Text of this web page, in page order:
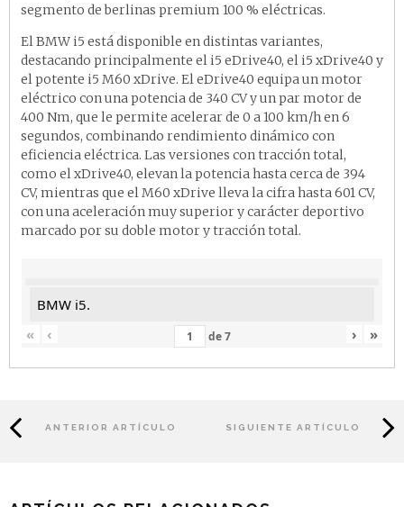
segmento de berlinas premium 100 % eléctricas.
El BMW i5 está disponible en distintas variantes,
destacando principalmente el i5 eDrive40, el i5 xDrive40 y
el potente i5 M60 xDrive. El eDrive40 equipa un motor
eléctrico con una potencia de 340 CV y un par motor de
400 Nm, que le permite acelerar de 0 a 100 km/h en 6
segundos, combinando rendimiento dinámico con
eficiencia eléctrica. Las versiones con tracción total,
como el xDrive40, elevan la potencia hasta cerca de 394
CV, mientras que el M60 xDrive lleva la cifra hasta 601 CV,
con una aceleración muy superior y carácter deportivo
marcado por su doble motor y tracción total.
BMW i5.
«
‹ de7 › »
proporcionando un espacio interior generoso para cinco
La batería de alto voltaje, de alrededor de 81 kWh, ofrece
ANTERIOR ARTÍCULO SIGUIENTE ARTÍCULO